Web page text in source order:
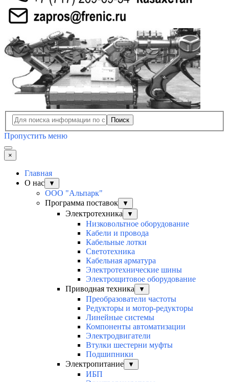
Поиск
Пропустить меню
×
Главная
О нас
▼
ООО "Альпарк"
Программа поставок
▼
Электротехника ▼
Низковольтное оборудование
Кабели и провода
Кабельные лотки
Светотехника
Кабельная арматура
Электротехнические шины
Электрощитовое оборудование
Приводная техника
▼
Преобразователи частоты
Редукторы и мотор-редукторы
Линейные системы
Компоненты автоматизации
Электродвигатели
Втулки шестерни муфты
Подшипники
Электропитание
▼
ИБП